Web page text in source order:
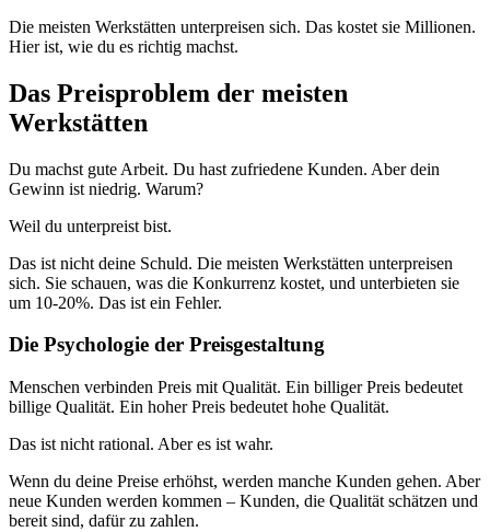
Die meisten Werkstätten unterpreisen sich. Das kostet sie Millionen.
Hier ist, wie du es richtig machst.
Das Preisproblem der meisten
Werkstätten
Du machst gute Arbeit. Du hast zufriedene Kunden. Aber dein
Gewinn ist niedrig. Warum?
Weil du unterpreist bist.
Das ist nicht deine Schuld. Die meisten Werkstätten unterpreisen
sich. Sie schauen, was die Konkurrenz kostet, und unterbieten sie
um 10-20%. Das ist ein Fehler.
Die Psychologie der Preisgestaltung
Menschen verbinden Preis mit Qualität. Ein billiger Preis bedeutet
billige Qualität. Ein hoher Preis bedeutet hohe Qualität.
Das ist nicht rational. Aber es ist wahr.
Wenn du deine Preise erhöhst, werden manche Kunden gehen. Aber
neue Kunden werden kommen – Kunden, die Qualität schätzen und
bereit sind, dafür zu zahlen.